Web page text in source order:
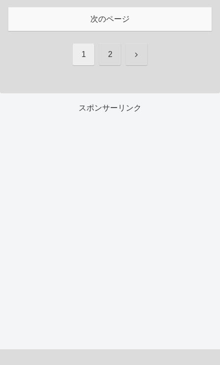
次のページ
1 2 次
スポンサーリンク